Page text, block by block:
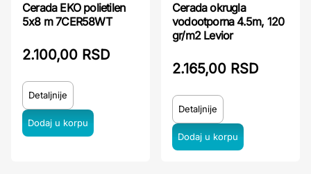
Cerada EKO polietilen
5x8 m 7CER58WT
2.100,00 RSD
Detaljnije
Cerada okrugla
vodootporna 4.5m, 120
gr/m2 Levior
2.165,00 RSD
Detaljnije